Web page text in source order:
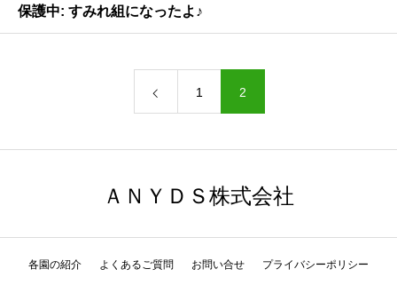
保護中: すみれ組になったよ♪
1 2
ＡＮＹＤＳ株式会社
各園の紹介 よくあるご質問 お問い合せ プライバシーポリシー